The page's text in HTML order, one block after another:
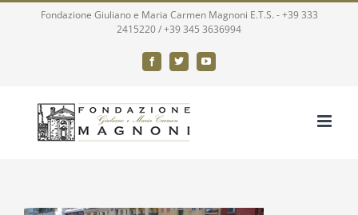
Fondazione Giuliano e Maria Carmen Magnoni E.T.S. -+39 333
2415220/+39 345 3636994
Facebook
X YouTube